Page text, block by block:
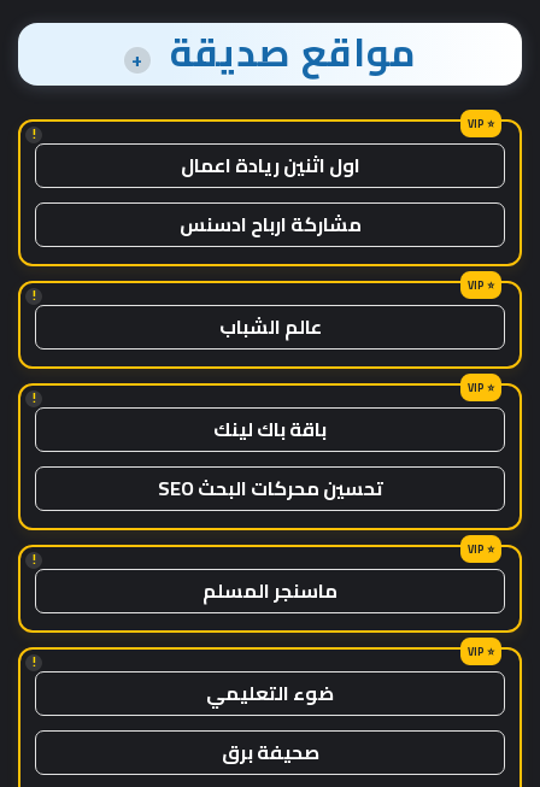
مواقع صديقة +
!
اول اثنين ريادة اعمال
مشاركة ارباح ادسنس
!
عالم الشباب
!
باقة باك لينك
تحسين محركات البحث SEO
!
ماسنجر المسلم
!
ضوء التعليمي
صحيفة برق